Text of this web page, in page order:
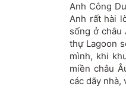
Anh Công
Anh rất hài
sống ở châu
thự Lagoon
mình, khi
miền châu
các dãy nhà,